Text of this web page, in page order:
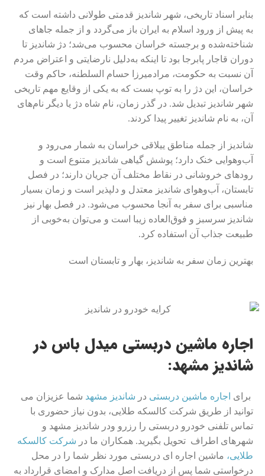
بنابر اسناد تاریخی، شهر شاندیز قدمتی طولانی داشته است که
به پیش از ورود اسلام به ایران باز می‌گردد و از جمله جاهای
شناخته‌شده و برجسته خراسان محسوب می‌شد؛ دژ شاندیز تا
دوران قاجار پابرجا بود تا اینکه به‌دلیل نارضایتی و اعتراض مردم
آن نسبت به حکومت، مرادمیرزا حسام السلطنه، حاکم وقت
خراسان، این دژ را به توپ بست که به یکی از وقایع مهم تاریخی
شهر شاندیز تبدیل شد. در گذر زمان، نام شاه دژ یا دیگر نام‌های
آن، به نام شاندیز تغییر پیدا کردند.
شاندیز از جمله مناطق ییلاقی خراسان به شمار می‌رود و
آب‌وهوایی خنک دارد؛ پوشش گیاهی شاندیز متنوع است و
رودهای خروشانی در نقاط مختلف آن جریان دارند؛ در فصل
تابستان، آب‌وهوای شاندیز معتدل و دلپذیر است و زمان بسیار
مناسبی برای سفر به آنجا محسوب می‌شود. در فصل بهار نیز
شاندیز سرسبز و فوق‌العاده زیبا است و می‌توان به‌خوبی از
طبیعت جذاب آن استفاده کرد.
بهترین زمان سفر به شاندیز، بهار و تابستان است
اجاره ماشین دربستی میدل باس در
شاندیز مشهد:
برای اجاره ماشین دربستی در شاندیز مشهد شما عزیزان می
توانید از طریق شرکت کالسکه طلایی، بدون نیاز حضوری با
تماس تلفنی خودرو دربستی را رزرو ودر شاندیز مشهد و
شهرهای اطراف تحویل بگیرید. همکاران ما در شرکت کالسکه
طلایی، ماشین اجاره ای دربستی مورد نظر شما را در محل
درخواستی شما پس از دریافت اصل مدارک و امضای قرارداد به